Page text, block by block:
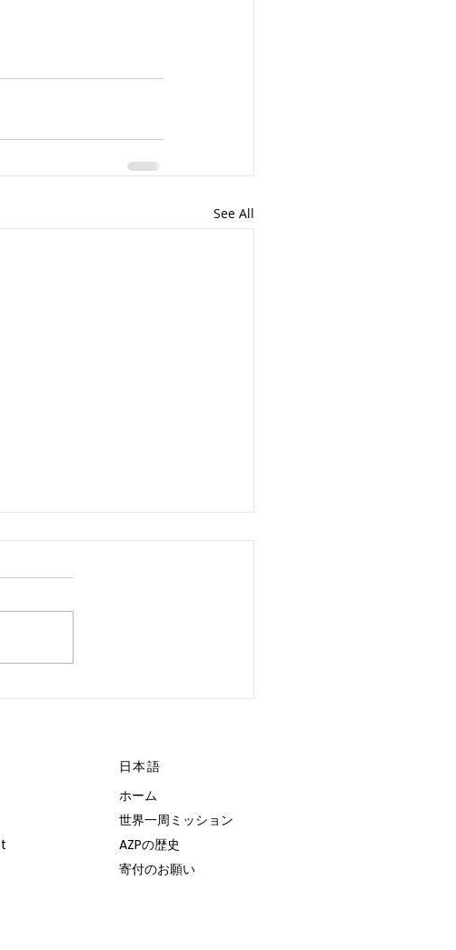
See All
日本語
ホーム
世界一周ミッション
AZPの歴史
寄付のお願い